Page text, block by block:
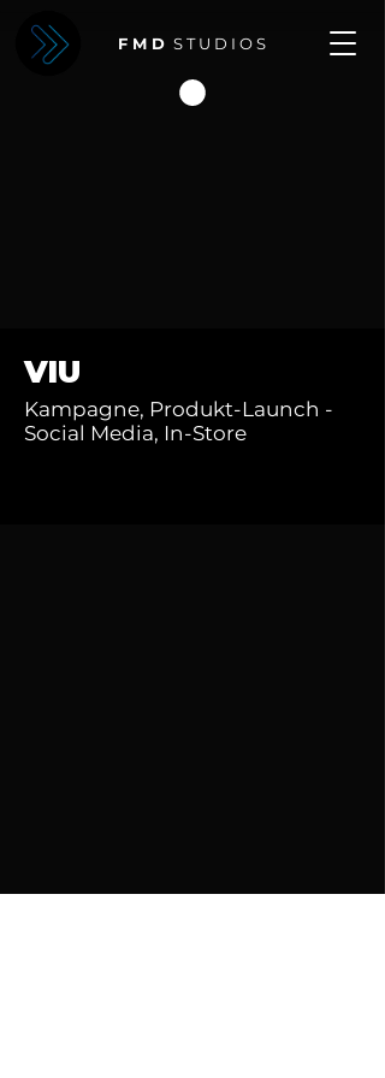
F M D S T U D I O S
VIU
Kampagne, Produkt-Launch -
Social Media, In-Store